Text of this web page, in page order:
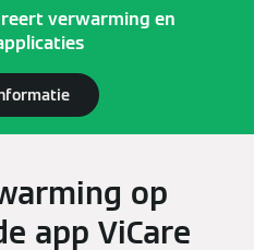
verwarming en
op
app ViCare